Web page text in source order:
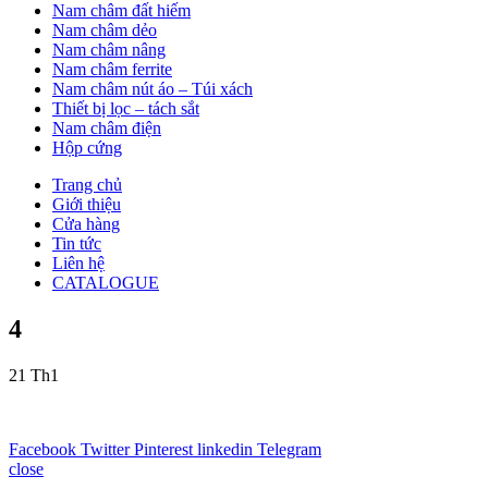
Nam châm đất hiếm
Nam châm dẻo
Nam châm nâng
Nam châm ferrite
Nam châm nút áo – Túi xách
Thiết bị lọc – tách sắt
Nam châm điện
Hộp cứng
Trang chủ
Giới thiệu
Cửa hàng
Tin tức
Liên hệ
CATALOGUE
4
21 Th1
Facebook Twitter Pinterest linkedin Telegram
close